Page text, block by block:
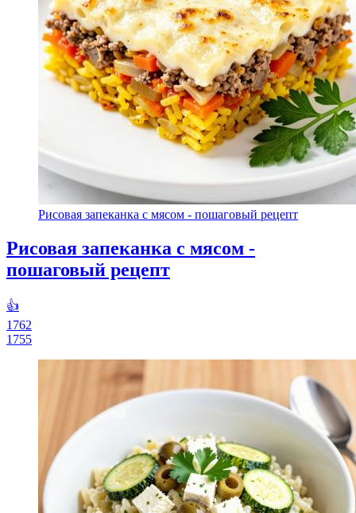
Рисовая запеканка с мясом - пошаговый рецепт
Рисовая запеканка с мясом -
пошаговый рецепт
👍
1762
1755